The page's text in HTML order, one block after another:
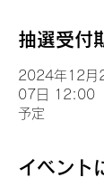
抽選受付
2024年12月
07日 12:00
予定
イベント